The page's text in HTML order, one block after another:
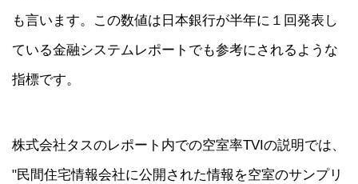
も言います。この数値は日本銀行が半年に１回発表し
ている金融システムレポートでも参考にされるような
指標です。
株式会社タスのレポート内での空室率TVIの説明では、
"民間住宅情報会社に公開された情報を空室のサンプリ